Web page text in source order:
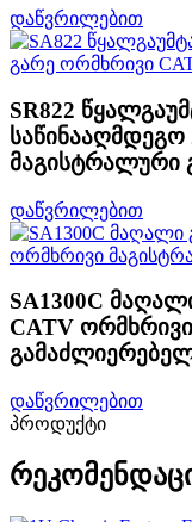
დაწვრილებით
SR822
მაგისტრალური
დაწვრილებით
SA1300C
CATV
დაწვრილებით
პროდუქტი